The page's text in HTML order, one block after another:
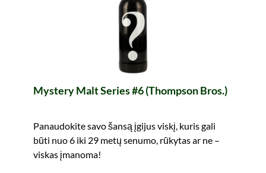
Mystery Malt Series #6 (Thompson Bros.)
Panaudokite savo šansą įgijus viskį, kuris gali
būti nuo 6 iki 29 metų senumo, rūkytas ar ne –
viskas įmanoma!